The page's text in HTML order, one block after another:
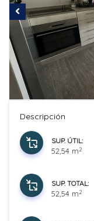
Descripción
SUP. ÚTIL:
52,54 m2
SUP. TOTAL:
52,54 m2